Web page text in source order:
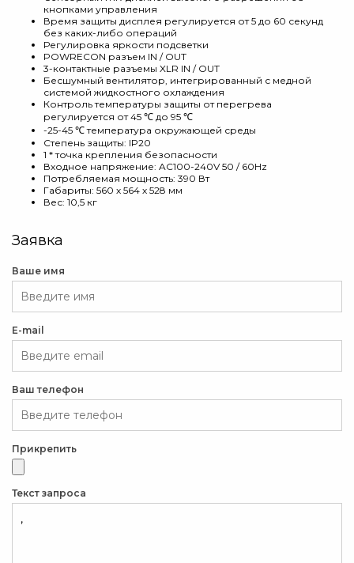
кнопками управления
Время защиты дисплея регулируется от 5 до 60 секунд
без каких-либо операций
Регулировка яркости подсветки
POWRECON разъем IN / OUT
3-контактные разъемы XLR IN / OUT
Бесшумный вентилятор, интегрированный с медной
системой жидкостного охлаждения
Контроль температуры защиты от перегрева
регулируется от 45 ℃ до 95 ℃
-25-45 ℃ температура окружающей среды
Степень защиты: IP20
1 * точка крепления безопасности
Входное напряжение: AC100-240V 50 / 60Hz
Потребляемая мощность: 390 Вт
Габариты: 560 х 564 х 528 мм
Вес: 10,5 кг
Заявка
Ваше имя
E-mail
Ваш телефон
Прикрепить
Текст запроса